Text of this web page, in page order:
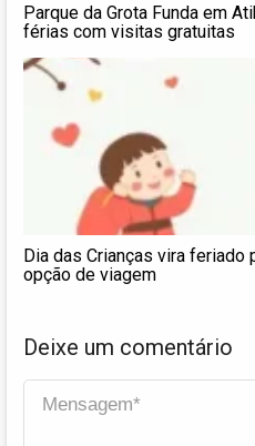
Parque da Grota Funda em
férias com visitas gratuitas
Dia das Crianças vira feriado
opção de viagem
Deixe um comentário